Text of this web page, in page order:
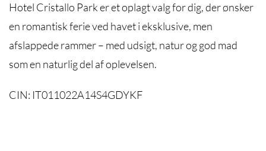
Hotel Cristallo Park er et oplagt valg for dig, der ønsker
en romantisk ferie ved havet i eksklusive, men
afslappede rammer – med udsigt, natur og god mad
som en naturlig del af oplevelsen.
CIN: IT011022A14S4GDYKF